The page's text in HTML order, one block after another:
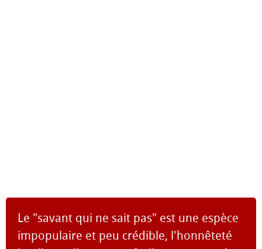
Le "savant qui ne sait pas" est une espèce
impopulaire et peu crédible, l'honnêteté